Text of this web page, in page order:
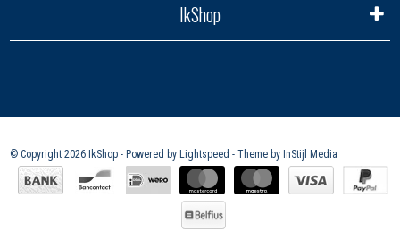
IkShop
© Copyright 2026 IkShop - Powered by Lightspeed - Theme by InStijl Media